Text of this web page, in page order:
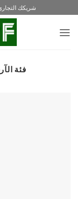
للمحتوى
شريكك
فئة